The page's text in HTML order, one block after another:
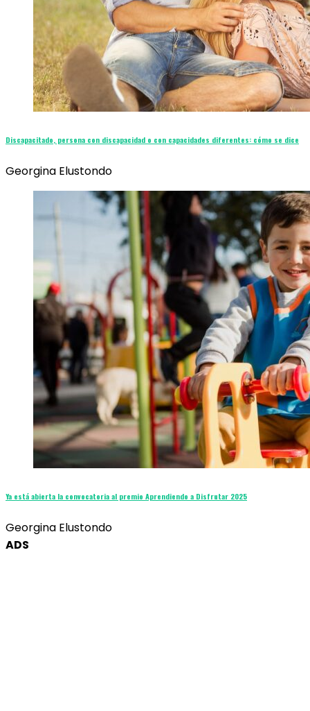
Discapacitado, persona con discapacidad o con capacidades diferentes: cómo se dice
Georgina Elustondo
Ya está abierta la convocatoria al premio Aprendiendo a Disfrutar 2025
Georgina Elustondo
ADS